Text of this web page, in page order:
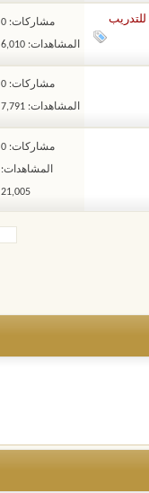
مشاركات: 0
المشاهدات: 6,010
مشاركات: 0
المشاهدات: 7,791
مشاركات: 0
المشاهدات:
21,005